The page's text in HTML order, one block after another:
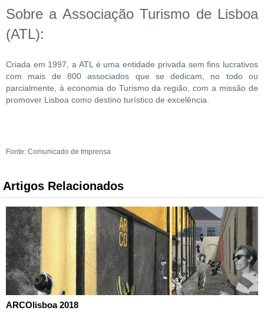
Sobre a Associação Turismo de Lisboa
(ATL):
Criada em 1997, a ATL é uma entidade privada sem fins lucrativos
com mais de 800 associados que se dedicam, no todo ou
parcialmente, à economia do Turismo da região, com a missão de
promover Lisboa como destino turístico de excelência.
Fonte: Comunicado de Imprensa
Artigos Relacionados
ARCOlisboa 2018